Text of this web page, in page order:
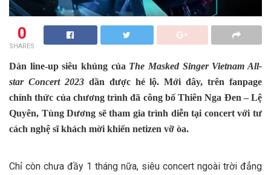
0
SHARES
Dàn line-up siêu khủng của The Masked Singer Vietnam All-
star Concert 2023 dần được hé lộ. Mới đây, trên fanpage
chính thức của chương trình đã công bố Thiên Nga Đen – Lệ
Quyên, Tùng Dương sẽ tham gia trình diễn tại concert với tư
cách nghệ sĩ khách mời khiến netizen vỡ òa.
Chỉ còn chưa đầy 1 tháng nữa, siêu concert ngoài trời đẳng